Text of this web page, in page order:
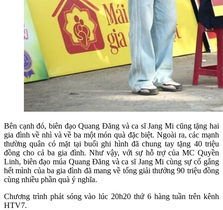
Bên cạnh đó, biên đạo Quang Đăng và ca sĩ Jang Mi cũng tặng hai
gia đình về nhì và về ba một món quà đặc biệt. Ngoài ra, các mạnh
thường quân có mặt tại buổi ghi hình đã chung tay tặng 40 triệu
đồng cho cả ba gia đình. Như vậy, với sự hỗ trợ của MC Quyền
Linh, biên đạo múa Quang Đăng và ca sĩ Jang Mi cùng sự cố gắng
hết mình của ba gia đình đã mang về tổng giải thưởng 90 triệu đồng
cùng nhiều phần quà ý nghĩa.
Chương trình phát sóng vào lúc 20h20 thứ 6 hàng tuần trên kênh
HTV7.